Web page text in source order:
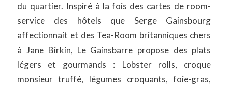
du quartier. Inspiré à la fois des cartes de room-
service des hôtels que Serge Gainsbourg
affectionnait et des Tea-Room britanniques chers
à Jane Birkin, Le Gainsbarre propose des plats
légers et gourmands : Lobster rolls, croque
monsieur truffé, légumes croquants, foie-gras,